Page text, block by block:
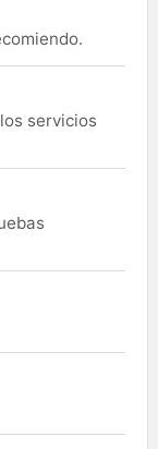
servicios